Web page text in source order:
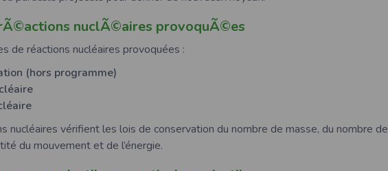
nuclÃ©aires provoquÃ©es
de réactions nucléaires provoquées :
(hors programme)
nucléaires vérifient les lois de conservation du nombre de masse, du nombre de
du mouvement et de l’énergie.